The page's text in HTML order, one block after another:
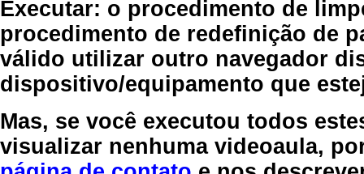
Executar: o procedimento de
procedimento de redefinição de
válido utilizar outro navegador
dispositivo/equipamento que
Mas, se você executou todos
visualizar nenhuma videoaula,